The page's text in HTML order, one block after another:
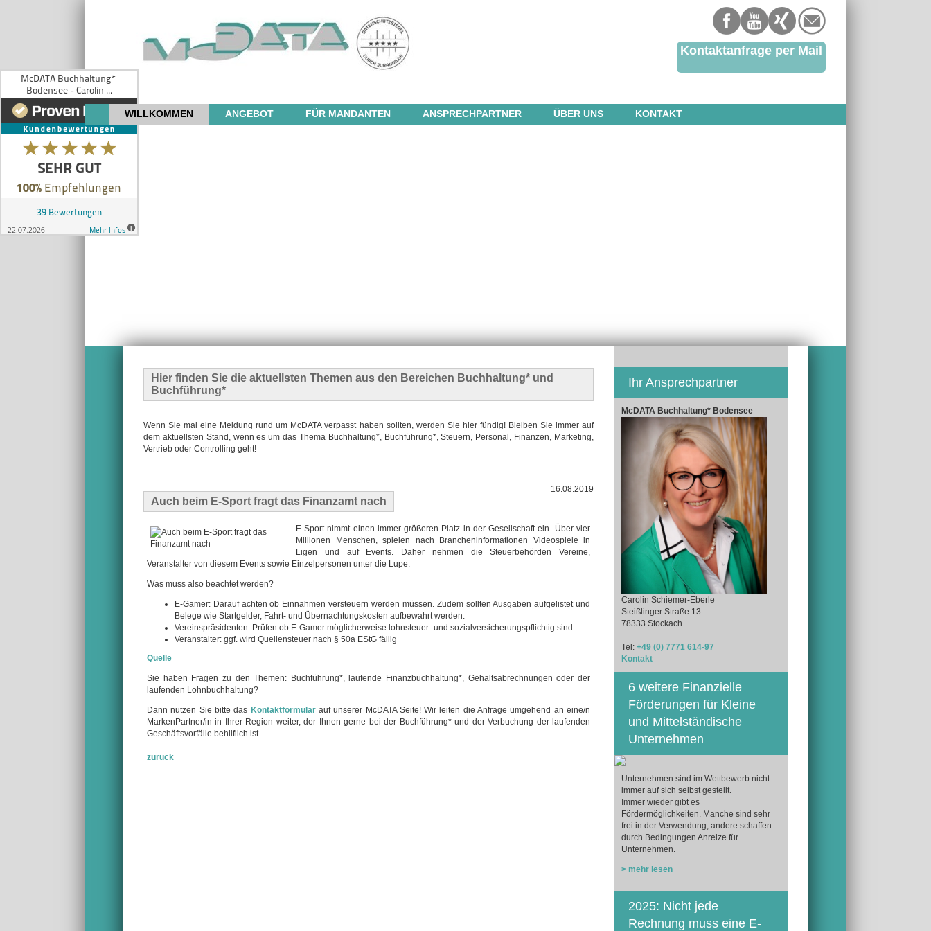
Kontaktanfrage per Mail
WILLKOMMEN ANGEBOT FÜR MANDANTEN ANSPRECHPARTNER ÜBER UNS KONTAKT
Hier finden Sie die aktuellsten Themen aus den Bereichen Buchhaltung* und
Buchführung*
Wenn Sie mal eine Meldung rund um McDATA verpasst haben sollten, werden Sie hier fündig! Bleiben Sie immer auf
dem aktuellsten Stand, wenn es um das Thema Buchhaltung*, Buchführung*, Steuern, Personal, Finanzen, Marketing,
Vertrieb oder Controlling geht!
Auch beim E-Sport fragt das Finanzamt nach
16.08.2019
E-Sport nimmt einen immer größeren Platz in der Gesellschaft ein. Über vier
Millionen Menschen, spielen nach Brancheninformationen Videospiele in
Ligen und auf Events. Daher nehmen die Steuerbehörden Vereine,
Veranstalter von diesem Events sowie Einzelpersonen unter die Lupe.
Was muss also beachtet werden?
E-Gamer: Darauf achten ob Einnahmen versteuern werden müssen. Zudem sollten Ausgaben aufgelistet und
Belege wie Startgelder, Fahrt- und Übernachtungskosten aufbewahrt werden.
Vereinspräsidenten: Prüfen ob E-Gamer möglicherweise lohnsteuer- und sozialversicherungspflichtig sind.
Veranstalter: ggf. wird Quellensteuer nach § 50a EStG fällig
Quelle
Sie haben Fragen zu den Themen: Buchführung*, laufende Finanzbuchhaltung*, Gehaltsabrechnungen oder der
laufenden Lohnbuchhaltung?
Dann nutzen Sie bitte das Kontaktformularauf unserer McDATA Seite! Wir leiten die Anfrage umgehend an eine/n
MarkenPartner/in in Ihrer Region weiter, der Ihnen gerne bei der Buchführung* und der Verbuchung der laufenden
Geschäftsvorfälle behilflich ist.
zurück
Ihr Ansprechpartner
McDATA Buchhaltung* Bodensee
Carolin Schiemer-Eberle
Steißlinger Straße 13
78333 Stockach
Tel: +49 (0) 7771 614-97
Kontakt
6 weitere Finanzielle
Förderungen für Kleine
und Mittelständische
Unternehmen
Unternehmen sind im Wettbewerb nicht
immer auf sich selbst gestellt.
Immer wieder gibt es
Fördermöglichkeiten. Manche sind sehr
frei in der Verwendung, andere schaffen
durch Bedingungen Anreize für
Unternehmen.
> mehr lesen
2025: Nicht jede
Rechnung muss eine E-